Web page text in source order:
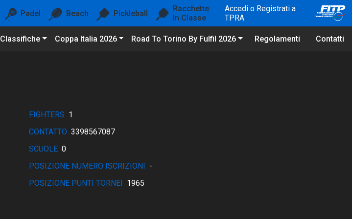
Padel Beach Pickleball
Racchette
In Classe
Accedi o Registrati a
TPRA
Classifiche Coppa Italia 2026 Road To Torino By Fulfil 2026 Regolamenti Contatti
FIGHTERS 1
CONTATTO 3398567087
SCUOLE 0
POSIZIONE NUMERO ISCRIZIONI -
POSIZIONE PUNTI TORNEI 1965